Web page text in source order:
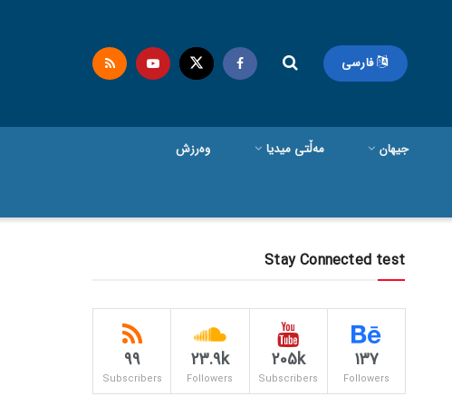
فارسی
جیهان مەڵتی میدیا وەرزش
Stay Connected test
137
Followers
205k
Subscribers
23.9k
Followers
99
Subscribers